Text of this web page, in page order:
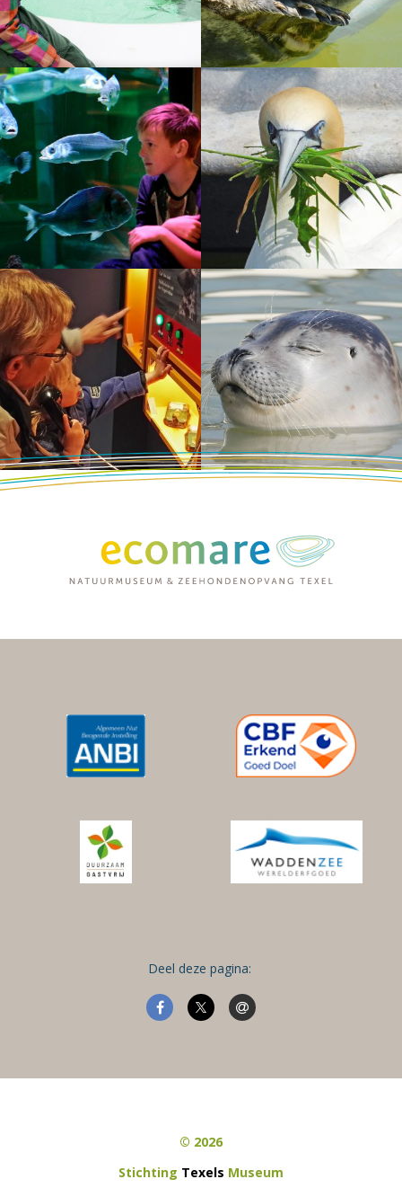
Deel deze pagina:
© 2026
Stichting Texels Museum